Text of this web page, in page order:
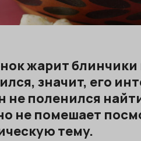
жарит блинчики
значит, его
не поленился
не помешает
тему.